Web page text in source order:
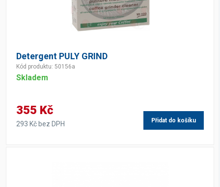
Detergent PULY GRIND
Kód produktu: 50156a
Skladem
355 Kč
293 Kč bez DPH Přidat do košíku